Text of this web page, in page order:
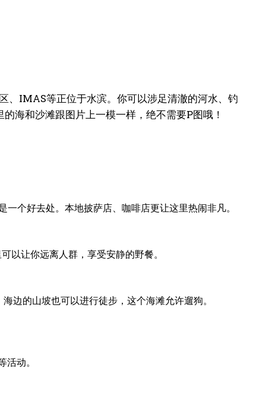
IMAS等正位于水滨。你可以涉足清澈的河水、钓
海和沙滩跟图片上一模一样，绝不需要P图哦！
个好去处。本地披萨店、咖啡店更让这里热闹非凡。
以让你远离人群，享受安静的野餐。
边的山坡也可以进行徒步，这个海滩允许遛狗。
动。